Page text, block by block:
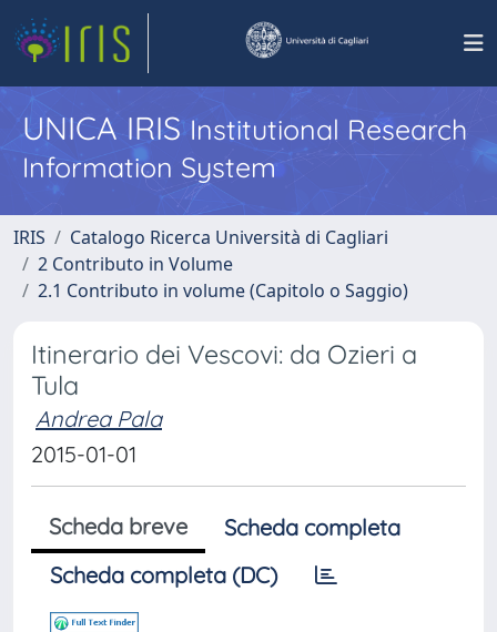
UNICA IRISInstitutional Research
Information System
IRIS
Catalogo Ricerca Università di Cagliari
2 Contributo in Volume
2.1 Contributo in volume (Capitolo o Saggio)
Itinerario dei Vescovi: da Ozieri a
Tula
Andrea Pala
2015-01-01
Scheda breve
Scheda completa
Scheda completa (DC)